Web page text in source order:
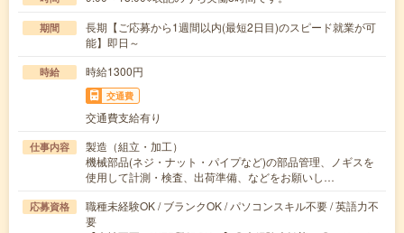
期間
長期【ご応募から1週間以内(最短2日目)のスピード就業が可
能】即日～
時給 時給1300円
交通費
交通費支給有り
仕事内容
製造（組立・加工）
機械部品(ネジ・ナット・パイプなど)の部品管理、ノギスを
使用して計測・検査、出荷準備、などをお願いし…
応募資格
職種未経験OK / ブランクOK / パソコンスキル不要 / 英語力不
要